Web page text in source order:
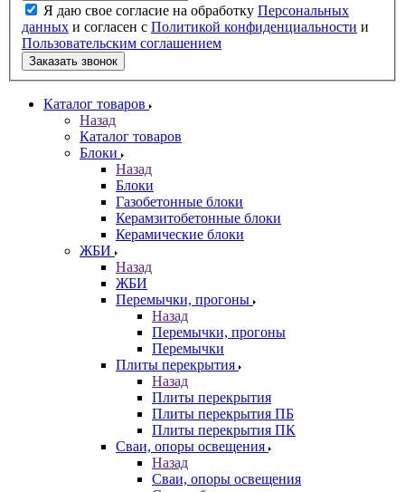
Я даю свое согласие на обработку Персональных
данных и согласен с Политикой конфиденциальности и
Пользовательским соглашением
Заказать звонок
Каталог товаров
Назад
Каталог товаров
Блоки
Назад
Блоки
Газобетонные блоки
Керамзитобетонные блоки
Керамические блоки
ЖБИ
Назад
ЖБИ
Перемычки, прогоны
Назад
Перемычки, прогоны
Перемычки
Плиты перекрытия
Назад
Плиты перекрытия
Плиты перекрытия ПБ
Плиты перекрытия ПК
Сваи, опоры освещения
Назад
Сваи, опоры освещения